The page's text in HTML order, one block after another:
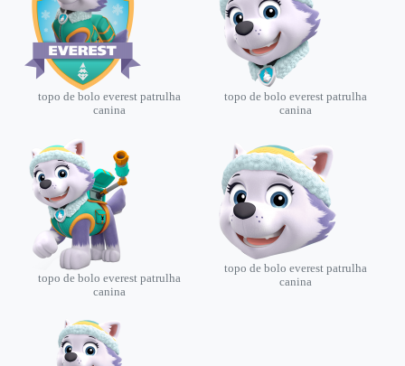
topo de bolo everest patrulha
canina
topo de bolo everest patrulha
canina
topo de bolo everest patrulha
canina
topo de bolo everest patrulha
canina